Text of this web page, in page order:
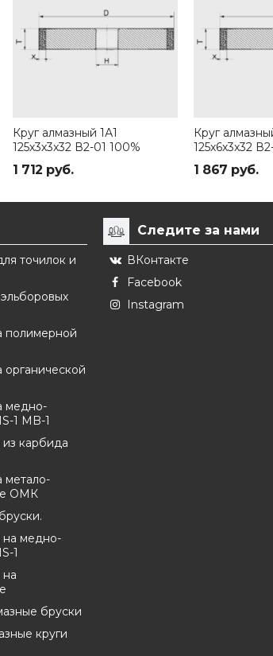
Круг алмазный 1А1
125х3х3х32 В2-01 100%
1 712 руб.
Круг
125х6х3х32
1 867 руб.
точилок и
полимерной
медно-
1 MB-1
карбида
метало-
ОМК
на медно-
1
бруски
круги
Следите за нами
ВКонтакте
Facebook
Instagram